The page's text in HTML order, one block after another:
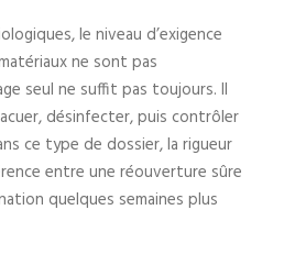
le niveau d’exigence
ne sont pas
seul ne suffit pas toujours. Il
désinfecter, puis contrôler
ce type de dossier, la rigueur
entre une réouverture sûre
quelques semaines plus